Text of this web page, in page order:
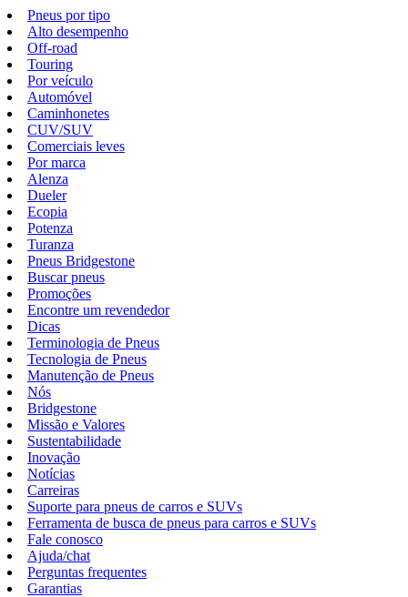
Pneus por tipo
Alto desempenho
Off-road
Touring
Por veículo
Automóvel
Caminhonetes
CUV/SUV
Comerciais leves
Por marca
Alenza
Dueler
Ecopia
Potenza
Turanza
Pneus Bridgestone
Buscar pneus
Promoções
Encontre um revendedor
Dicas
Terminologia de Pneus
Tecnologia de Pneus
Manutenção de Pneus
Nós
Bridgestone
Missão e Valores
Sustentabilidade
Inovação
Notícias
Carreiras
Suporte para pneus de carros e SUVs
Ferramenta de busca de pneus para carros e SUVs
Fale conosco
Ajuda/chat
Perguntas frequentes
Garantias